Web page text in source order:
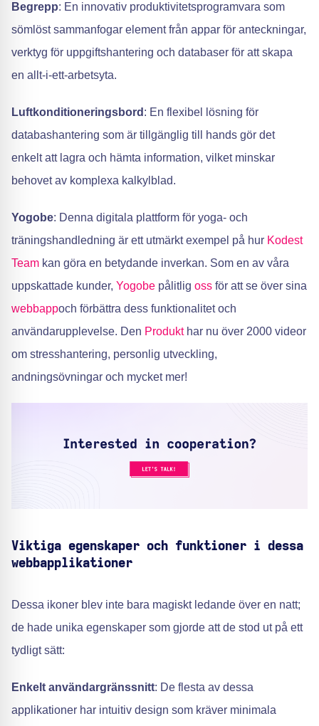
Begrepp: En innovativ produktivitetsprogramvara som
sömlöst sammanfogar element från appar för anteckningar,
verktyg för uppgiftshantering och databaser för att skapa
en allt-i-ett-arbetsyta.
Luftkonditioneringsbord : En flexibel lösning för
databashantering som är tillgänglig till hands gör det
enkelt att lagra och hämta information, vilket minskar
behovet av komplexa kalkylblad.
Yogobe: Denna digitala plattform för yoga- och
träningshandledning är ett utmärkt exempel på hur Kodest
Team kan göra en betydande inverkan. Som en av våra
uppskattade kunder, Yogobe pålitlig oss för att se över sina
webbappoch förbättra dess funktionalitet och
användarupplevelse. Den Produkthar nu över 2000 videor
om stresshantering, personlig utveckling,
andningsövningar och mycket mer!
Viktiga egenskaper och funktioner i dessa
webbapplikationer
Dessa ikoner blev inte bara magiskt ledande över en natt;
de hade unika egenskaper som gjorde att de stod ut på ett
tydligt sätt:
Enkelt användargränssnitt: De flesta av dessa
applikationer har intuitiv design som kräver minimala